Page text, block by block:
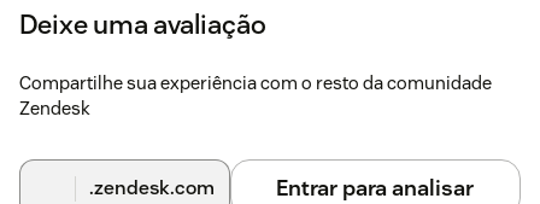
Deixe uma avaliação
Compartilhe sua experiência com o resto da comunidade
Zendesk
.zendesk.com Entrar para analisar